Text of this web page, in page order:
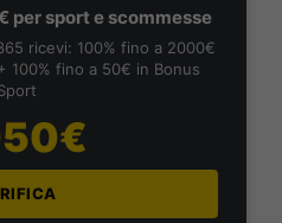
per sport e scommesse
ricevi: 100% fino a 2000€
100% fino a 50€ in Bonus